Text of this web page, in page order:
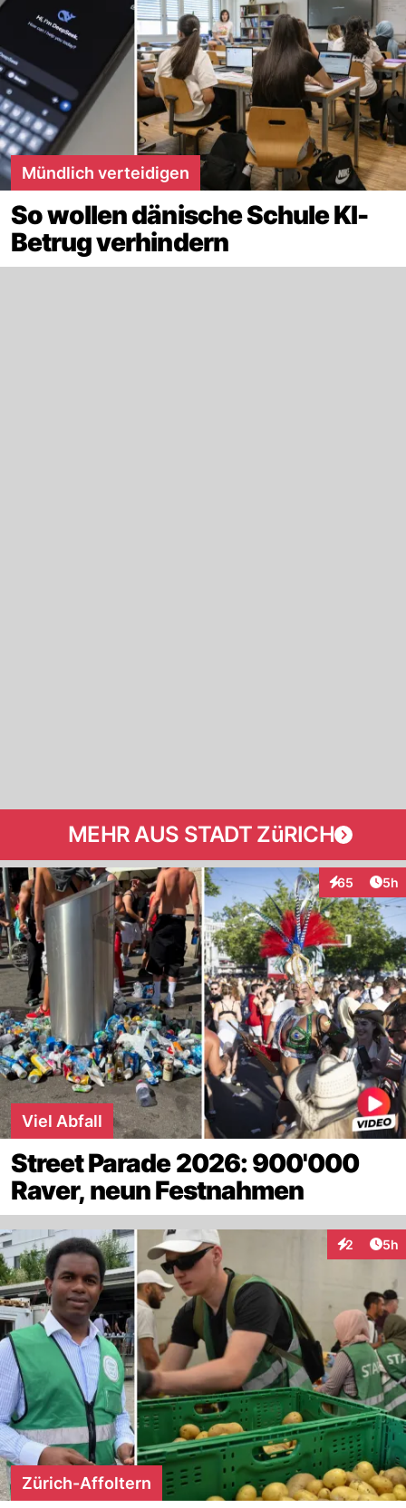
Mündlich verteidigen
So wollen dänische Schule KI-
Betrug verhindern
MEHR AUS STADT ZüRICH
65
Interaktionen
5h
Viel Abfall
Street Parade 2026: 900'000
Raver, neun Festnahmen
2 5h
Zürich-Affoltern